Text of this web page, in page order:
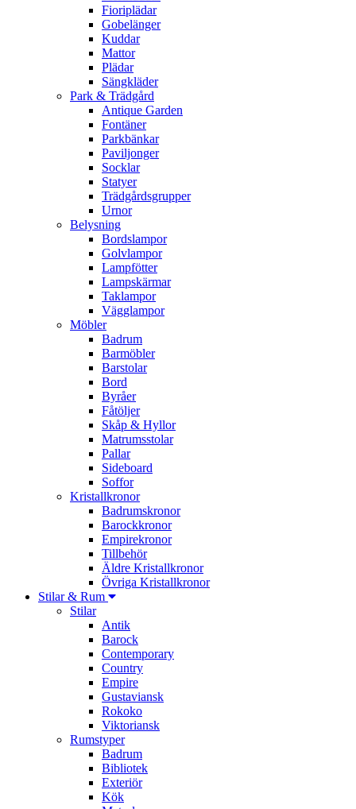
Fioriplädar
Gobelänger
Kuddar
Mattor
Plädar
Sängkläder
Park & Trädgård
Antique Garden
Fontäner
Parkbänkar
Paviljonger
Socklar
Statyer
Trädgårdsgrupper
Urnor
Belysning
Bordslampor
Golvlampor
Lampfötter
Lampskärmar
Taklampor
Vägglampor
Möbler
Badrum
Barmöbler
Barstolar
Bord
Byråer
Fåtöljer
Skåp & Hyllor
Matrumsstolar
Pallar
Sideboard
Soffor
Kristallkronor
Badrumskronor
Barockkronor
Empirekronor
Tillbehör
Äldre Kristallkronor
Övriga Kristallkronor
Stilar & Rum
Stilar
Antik
Barock
Contemporary
Country
Empire
Gustaviansk
Rokoko
Viktoriansk
Rumstyper
Badrum
Bibliotek
Exteriör
Kök